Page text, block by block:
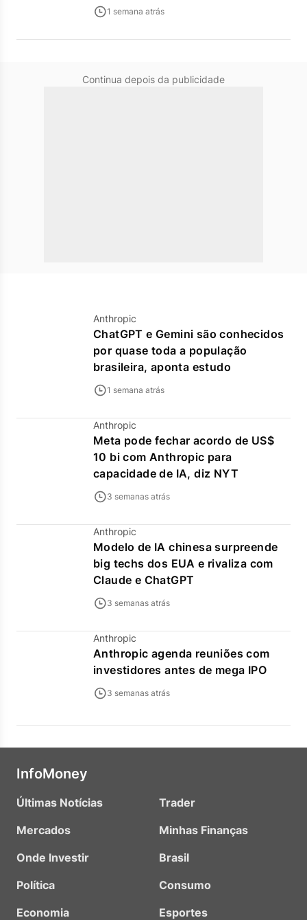
1 semana atrás
Continua depois da publicidade
Anthropic
ChatGPT e Gemini são conhecidos
por quase toda a população
brasileira, aponta estudo
1 semana atrás
Anthropic
Meta pode fechar acordo de US$
10 bi com Anthropic para
capacidade de IA, diz NYT
3 semanas atrás
Anthropic
Modelo de IA chinesa surpreende
big techs dos EUA e rivaliza com
Claude e ChatGPT
3 semanas atrás
Anthropic
Anthropic agenda reuniões com
investidores antes de mega IPO
3 semanas atrás
InfoMoney
Últimas Notícias
Mercados
Onde Investir
Política
Economia
Trader
Minhas Finanças
Brasil
Consumo
Esportes